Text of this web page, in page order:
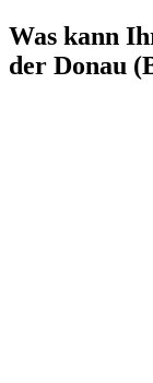
Was kann
der Donau